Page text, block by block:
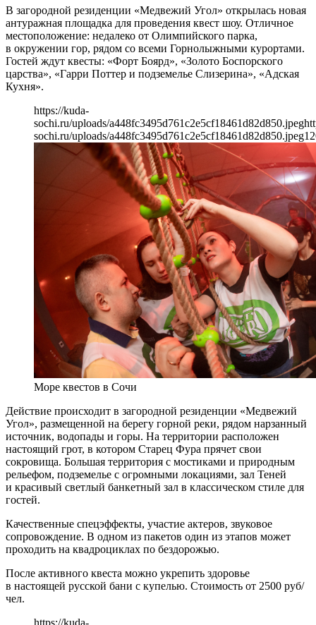
В загородной резиденции «Медвежий Угол» открылась новая
антуражная площадка для проведения квест шоу. Отличное
местоположение: недалеко от Олимпийского парка,
в окружении гор, рядом со всеми Горнолыжными курортами.
Гостей ждут квесты: «Форт Боярд», «Золото Боспорского
царства», «Гарри Поттер и подземелье Слизерина», «Адская
Кухня».
https://kuda-
sochi.ru/uploads/a448fc3495d761c2e5cf18461d82d850.jpeg
sochi.ru/uploads/a448fc3495d761c2e5cf18461d82d850.jpeg
Море квестов в Сочи
Действие происходит в загородной резиденции «Медвежий
Угол», размещенной на берегу горной реки, рядом нарзанный
источник, водопады и горы. На территории расположен
настоящий грот, в котором Старец Фура прячет свои
сокровища. Большая территория с мостиками и природным
рельефом, подземелье с огромными локациями, зал Теней
и красивый светлый банкетный зал в классическом стиле для
гостей.
Качественные спецэффекты, участие актеров, звуковое
сопровождение. В одном из пакетов один из этапов может
проходить на квадроциклах по бездорожью.
После активного квеста можно укрепить здоровье
в настоящей русской бани с купелью. Стоимость от 2500 руб/
чел.